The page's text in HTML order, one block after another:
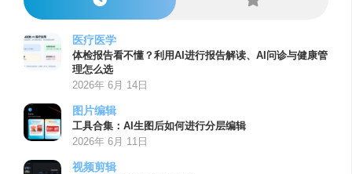
医疗医学
体检报告看不懂？利用AI进行报告解读、AI问诊与健康管
理怎么选
2026年 6月 14日
图片编辑
工具合集：AI生图后如何进行分层编辑
2026年 6月 11日
视频剪辑